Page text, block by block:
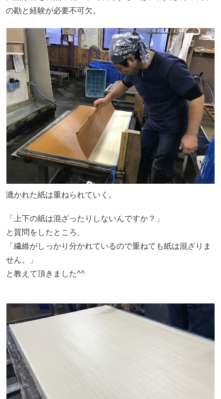
の勘と経験が必要不可欠。
漉かれた紙は重ねられていく。
「上下の紙は混ざったりしないんですか？」
と質問をしたところ、
「繊維がしっかり分かれているので重ねても紙は混ざりま
せん。」
と教えて頂きました^^